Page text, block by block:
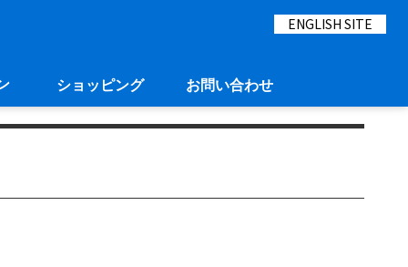
ENGLISH SITE
ショッピング お問い合わせ